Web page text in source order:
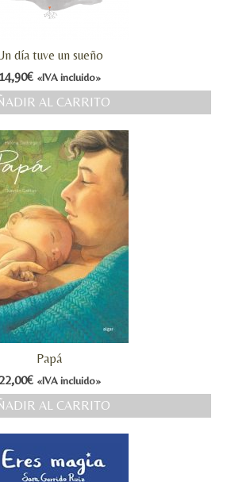
día tuve un sueño
14,90€ «IVA incluido»
AL CARRITO
Papá
22,00€ «IVA incluido»
AL CARRITO